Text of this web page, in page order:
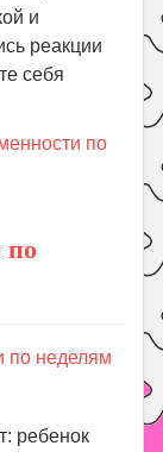
и
реакции
себя
по
по неделям
ребенок